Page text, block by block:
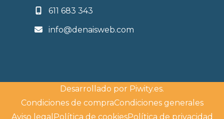
611 683 343
info@denaisweb.com
Desarrollado por Piwity.es.
Condiciones de compraCondiciones generales
Aviso legal Política de cookiesPolítica de privacidad